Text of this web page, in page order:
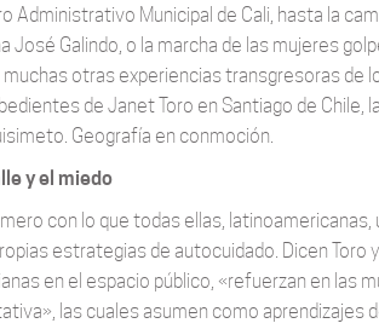
Administrativo Municipal de Cali, hasta la
José Galindo, o la marcha de las mujeres
otras experiencias transgresoras de
de Janet Toro en Santiago de Chile,
Geografía en conmoción.
y el miedo
con lo que todas ellas,
estrategias de autocuidado. Dicen
en el espacio público, «refuerzan en las
las cuales asumen como aprendizajes